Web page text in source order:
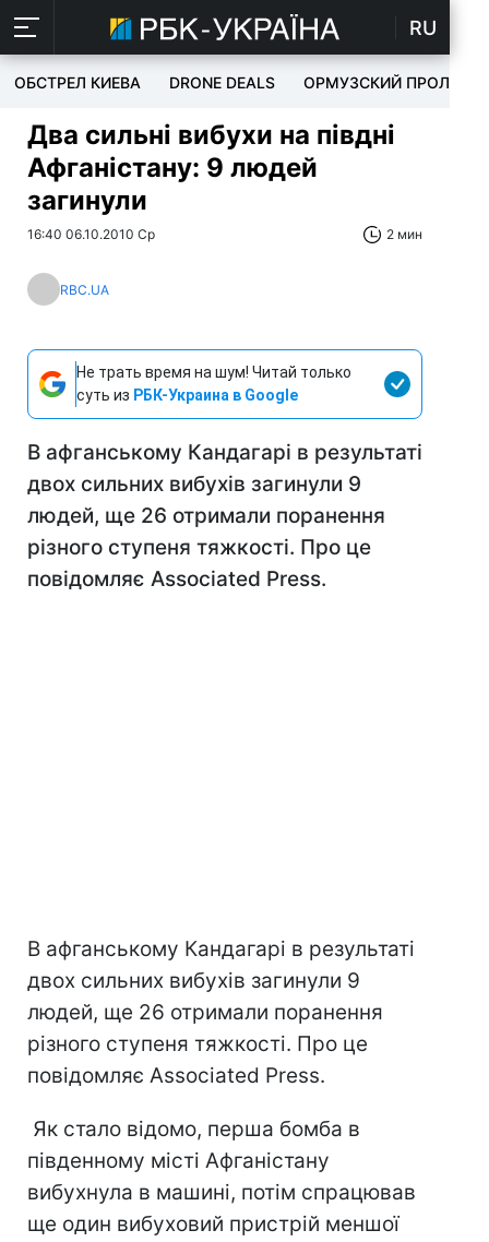
RU
ОБСТРЕЛ КИЕВА DRONE DEALS ОРМУЗСКИЙ ПРОЛИВ
Два сильні вибухи на півдні
Афганістану: 9 людей
загинули
16:40 06.10.2010 Ср 2 мин
RBC.UA
Не трать время на шум! Читай только
суть из РБК-Украина в Google
В афганському Кандагарі в результаті
двох сильних вибухів загинули 9
людей, ще 26 отримали поранення
різного ступеня тяжкості. Про це
повідомляє Associated Press.
В афганському Кандагарі в результаті
двох сильних вибухів загинули 9
людей, ще 26 отримали поранення
різного ступеня тяжкості. Про це
повідомляє Associated Press.
Як стало відомо, перша бомба в
південному місті Афганістану
вибухнула в машині, потім спрацював
ще один вибуховий пристрій меншої